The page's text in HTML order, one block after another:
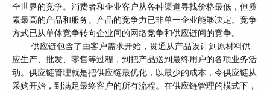
全世界的竞争。消费者和企业客户从各种渠道寻找价格最低，但质
素最高的产品和服务。产品的竞争力已非单一企业能够决定。竞争
方式已从单体竞争转向企业间的网络竞争和供应链间的竞争。
供应链包含了由客户需求开始，贯通从产品设计到原材料供
应生产、批发、零售等过程，到把产品送到最终用户的各项业务活
动。供应链管理就是把供应链最优化，以最少的成本，令供应链从
采购开始，到满足最终客户的所有流程。在供应链管理的模式下，